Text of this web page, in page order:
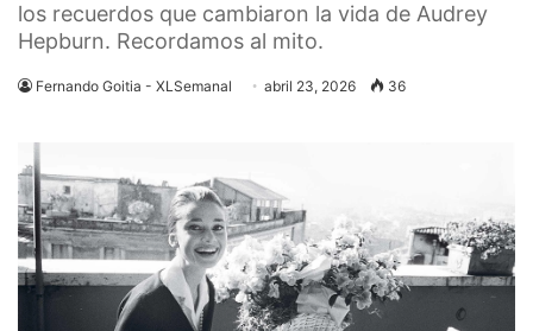
los recuerdos que cambiaron la vida de Audrey
Hepburn. Recordamos al mito.
Fernando Goitia - XLSemanal abril 23, 2026 36